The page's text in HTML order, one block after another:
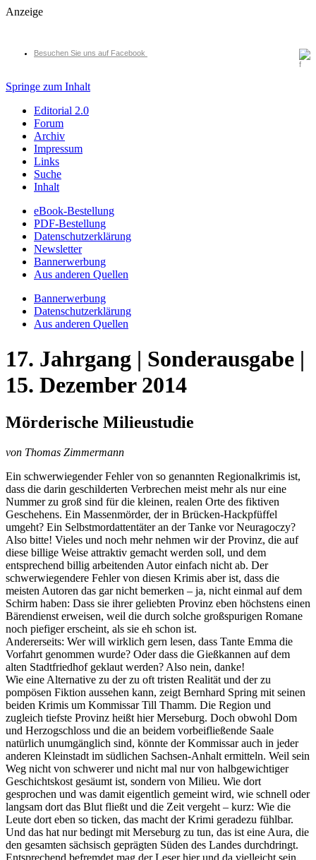
Anzeige
Besuchen Sie uns auf Facebook
Springe zum Inhalt
Editorial 2.0
Forum
Archiv
Impressum
Links
Suche
Inhalt
eBook-Bestellung
PDF-Bestellung
Datenschutzerklärung
Newsletter
Bannerwerbung
Aus anderen Quellen
Bannerwerbung
Datenschutzerklärung
Aus anderen Quellen
17. Jahrgang | Sonderausgabe |
15. Dezember 2014
Mörderische Milieustudie
von Thomas Zimmermann
Ein schwerwiegender Fehler von so genannten Regionalkrimis ist,
dass die darin geschilderten Verbrechen meist mehr als nur eine
Nummer zu groß sind für die kleinen, realen Orte des fiktiven
Geschehens. Ein Massenmörder, der in Brücken-Hackpfüffel
umgeht? Ein Selbstmordattentäter an der Tanke vor Neuragoczy?
Also bitte! Vieles und noch mehr nehmen wir der Provinz, die auf
diese billige Weise attraktiv gemacht werden soll, und dem
entsprechend billig arbeitenden Autor einfach nicht ab. Der
schwerwiegendere Fehler von diesen Krimis aber ist, dass die
meisten Autoren das gar nicht bemerken – ja, nicht einmal auf dem
Schirm haben: Dass sie ihrer geliebten Provinz eben höchstens einen
Bärendienst erweisen, weil die durch solche großspurigen Romane
noch piefiger erscheint, als sie eh schon ist.
Andererseits: Wer will wirklich gern lesen, dass Tante Emma die
Vorfahrt genommen wurde? Oder dass die Gießkannen auf dem
alten Stadtfriedhof geklaut werden? Also nein, danke!
Wie eine Alternative zu der zu oft tristen Realität und der zu
pompösen Fiktion aussehen kann, zeigt Bernhard Spring mit seinen
beiden Krimis um Kommissar Till Thamm. Die Region und
zugleich tiefste Provinz heißt hier Merseburg. Doch obwohl Dom
und Herzogschloss und die an beidem vorbeifließende Saale
natürlich unumgänglich sind, könnte der Kommissar auch in jeder
anderen Kleinstadt im südlichen Sachsen-Anhalt ermitteln. Weil sein
Weg nicht von schwerer und nicht mal nur von halbgewichtiger
Geschichtskost gesäumt ist, sondern von Milieu. Wie dort
gesprochen und was damit eigentlich gemeint wird, wie schnell oder
langsam dort das Blut fließt und die Zeit vergeht – kurz: Wie die
Leute dort eben so ticken, das macht der Krimi geradezu fühlbar.
Und das hat nur bedingt mit Merseburg zu tun, das ist eine Aura, die
den gesamten sächsisch geprägten Süden des Landes durchdringt.